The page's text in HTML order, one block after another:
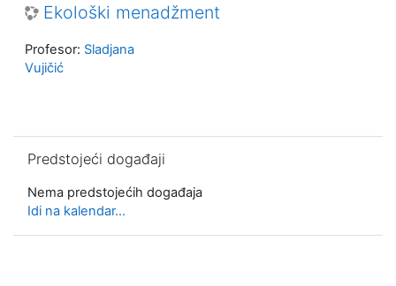
Ekološki menadžment
Profesor: Sladjana
Vujičić
Predstojeći događaji
Nema predstojećih događaja
Idi na kalendar...